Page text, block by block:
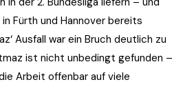
Fürth und Hannover bereits
Ausfall war ein Bruch deutlich zu
ist nicht unbedingt gefunden –
Arbeit offenbar auf viele